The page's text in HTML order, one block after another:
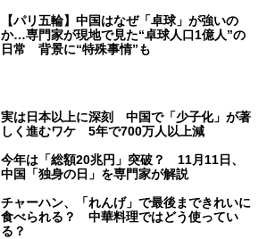
【パリ五輪】中国はなぜ「卓球」が強いの
か…専門家が現地で見た“卓球人口1億人”の
日常 背景に“特殊事情”も
実は日本以上に深刻 中国で「少子化」が著
しく進むワケ 5年で700万人以上減
今年は「総額20兆円」突破？ 11月11日、
中国「独身の日」を専門家が解説
チャーハン、「れんげ」で最後まできれいに
食べられる？ 中華料理ではどう使ってい
る？